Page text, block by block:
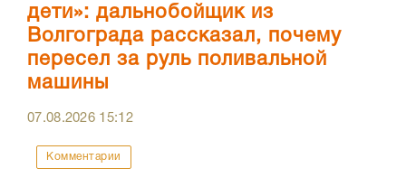
дети»: дальнобойщик из
Волгограда рассказал, почему
пересел за руль поливальной
машины
07.08.2026 15:12
Комментарии